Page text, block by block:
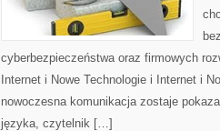
cyberbezpieczeństwa oraz firmowych
Internet i Nowe Technologie i Internet i
nowoczesna komunikacja zostaje
języka, czytelnik […]